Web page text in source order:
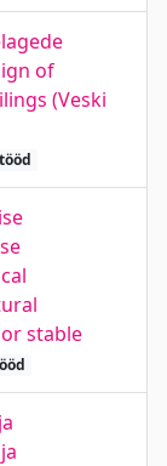
of
(Veski
stable